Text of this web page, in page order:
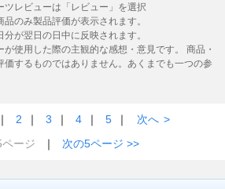
レビューは「レビュー」を選択
のみ製品評価が表示されます。
が翌日の日中に反映されます。
使用した際の主観的な感想・意見です。 商品・
するものではありません。あくまでも一つの参
｜ 2 ｜ 3 ｜ 4 ｜ 5 ｜ 次へ >
ージ
｜ 次の5ページ >>